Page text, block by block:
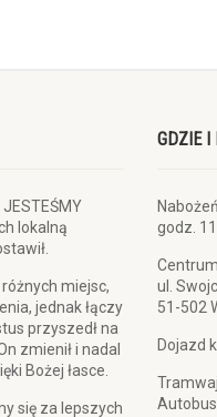
lokalną
miejsc,
jednak łączy
przyszedł na
zmienił i nadal
Bożej łasce.
się za lepszych
GDZIE I
godz.
ul.
51-502
Dojazd